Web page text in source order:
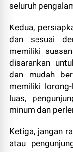
seluruh
Kedua,
dan sesuai
memiliki
disarankan
dan mudah
memiliki
luas,
minum dan
Ketiga, jangan
atau